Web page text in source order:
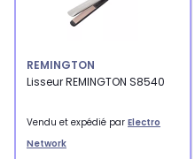
REMINGTON
Lisseur REMINGTON S8540
Vendu et expédié par Electro
Network